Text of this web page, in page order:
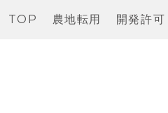
TOP 農地転用 開発許可